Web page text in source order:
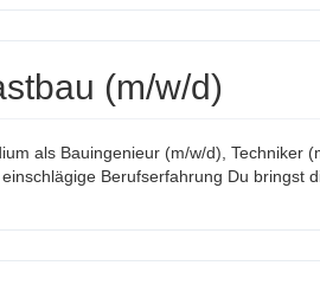
(m/w/d)
als Bauingenieur (m/w/d), Techniker
Berufserfahrung Du bringst